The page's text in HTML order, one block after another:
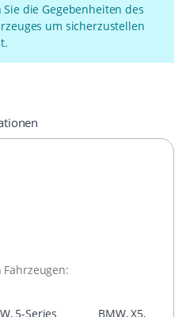
die Gegebenheiten des
um sicherzustellen
5-Series
BMW, X5,